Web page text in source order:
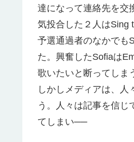
達になって連絡先を交
気投合した２人はSing
予選通過者のなかでも
た。興奮したSofiaは
歌いたいと断ってしま
しかしメディアは、人
う。人々は記事を信じ
てしまい──